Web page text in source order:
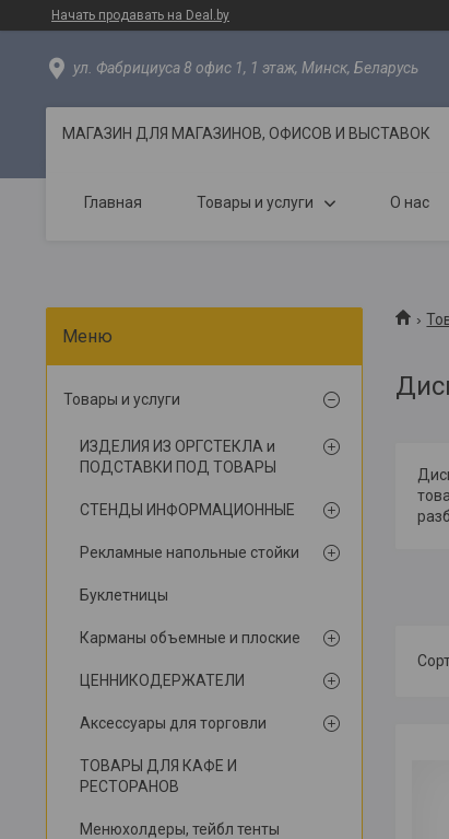
Начать продавать на Deal.by
ул. Фабрициуса 8 офис 1, 1 этаж, Минск, Беларусь
МАГАЗИН ДЛЯ МАГАЗИНОВ, ОФИСОВ И ВЫСТАВОК
Главная Товары и услуги О нас
Товары и услуги
ИЗДЕЛИЯ ИЗ ОРГСТЕКЛА и
ПОДСТАВКИ ПОД ТОВАРЫ
СТЕНДЫ ИНФОРМАЦИОННЫЕ
Рекламные напольные стойки
Буклетницы
Карманы объемные и плоские
ЦЕННИКОДЕРЖАТЕЛИ
Аксессуары для торговли
ТОВАРЫ ДЛЯ КАФЕ И
РЕСТОРАНОВ
Менюхолдеры, тейбл тенты